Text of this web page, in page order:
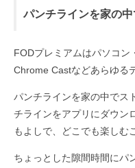
パンチラインを家の
FODプレミアムはパソコン
Chrome Castなどあらゆる
パンチラインを家の中でス
チラインをアプリにダウン
もよしで、どこでも楽しむ
ちょっとした隙間時間にパ